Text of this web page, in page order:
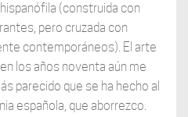
(construida con
pero cruzada con
contemporáneos). El arte
los años noventa aún me
parecido que se ha hecho al
española, que aborrezco.